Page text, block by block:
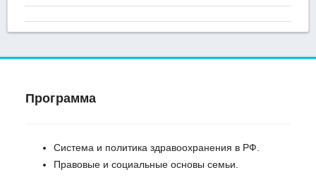
Программа
Система и политика здравоохранения в РФ.
Правовые и социальные основы семьи.